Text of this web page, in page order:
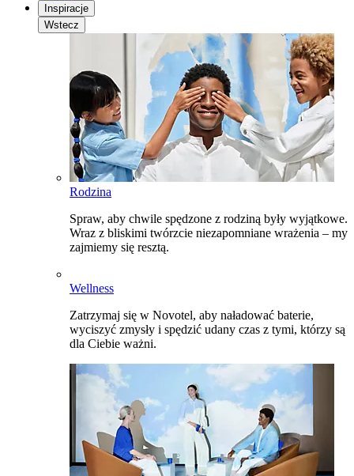
Inspiracje
Wstecz
Rodzina
Spraw, aby chwile spędzone z rodziną były wyjątkowe.
Wraz z bliskimi twórzcie niezapomniane wrażenia – my
zajmiemy się resztą.
Wellness
Zatrzymaj się w Novotel, aby naładować baterie,
wyciszyć zmysły i spędzić udany czas z tymi, którzy są
dla Ciebie ważni.